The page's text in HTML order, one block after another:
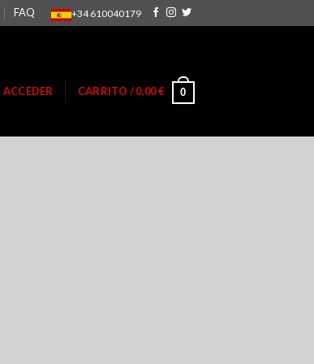
FAQ +34 610040179
ACCEDER CARRITO /0,00€ 0